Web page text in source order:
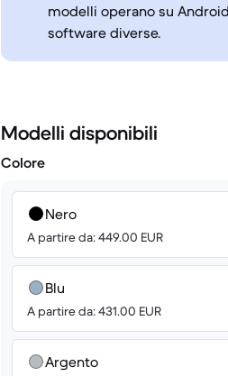
modelli operano su
software diverse.
Modelli disponibili
Colore
Nero
A partire da: 449.00 EUR
Blu
A partire da: 431.00 EUR
Argento